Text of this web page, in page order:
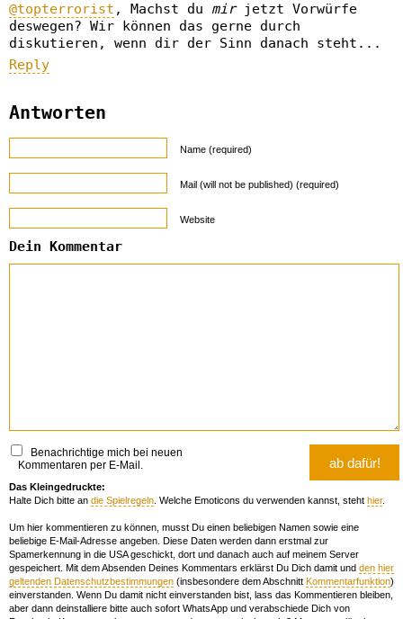
@topterrorist , Machst du mirjetzt Vorwürfe
deswegen? Wir können das gerne durch
diskutieren, wenn dir der Sinn danach steht...
Reply
Antworten
Name (required)
Mail (will not be published) (required)
Website
Dein Kommentar
Benachrichtige mich bei neuen
Kommentaren per E-Mail.
Das Kleingedruckte:
Halte Dich bitte an die Spielregeln. Welche Emoticons du verwenden kannst, steht hier.
Um hier kommentieren zu können, musst Du einen beliebigen Namen sowie eine
beliebige E-Mail-Adresse angeben. Diese Daten werden dann erstmal zur
Spamerkennung in die USA geschickt, dort und danach auch auf meinem Server
gespeichert. Mit dem Absenden Deines Kommentars erklärst Du Dich damit und den hier
geltenden Datenschutzbestimmungen (insbesondere dem Abschnitt Kommentarfunktion)
einverstanden. Wenn Du damit nicht einverstanden bist, lass das Kommentieren bleiben,
aber dann deinstalliere bitte auch sofort WhatsApp und verabschiede Dich von